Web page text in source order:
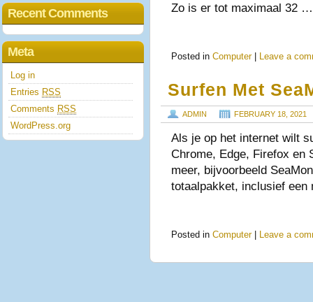
Zo is er tot maximaal 32 …
Posted in Computer Leave a
Surfen Met
ADMIN FEBRUARY 18, 2021
Als je op het internet wilt
Chrome, Edge, Firefox en
meer, bijvoorbeeld
totaalpakket, inclusief
Posted in Computer Leave a
Recent Comments
Meta
Log in
Entries RSS
Comments RSS
WordPress.org